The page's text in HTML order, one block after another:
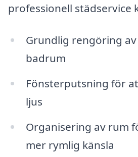
professionell städservice
Grundlig rengöring
badrum
Fönsterputsning för
ljus
Organisering av rum
mer rymlig känsla